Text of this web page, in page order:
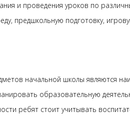
и проведения уроков по
предшкольную подготовку,
начальной школы являются
образовательную
ребят стоит учитывать